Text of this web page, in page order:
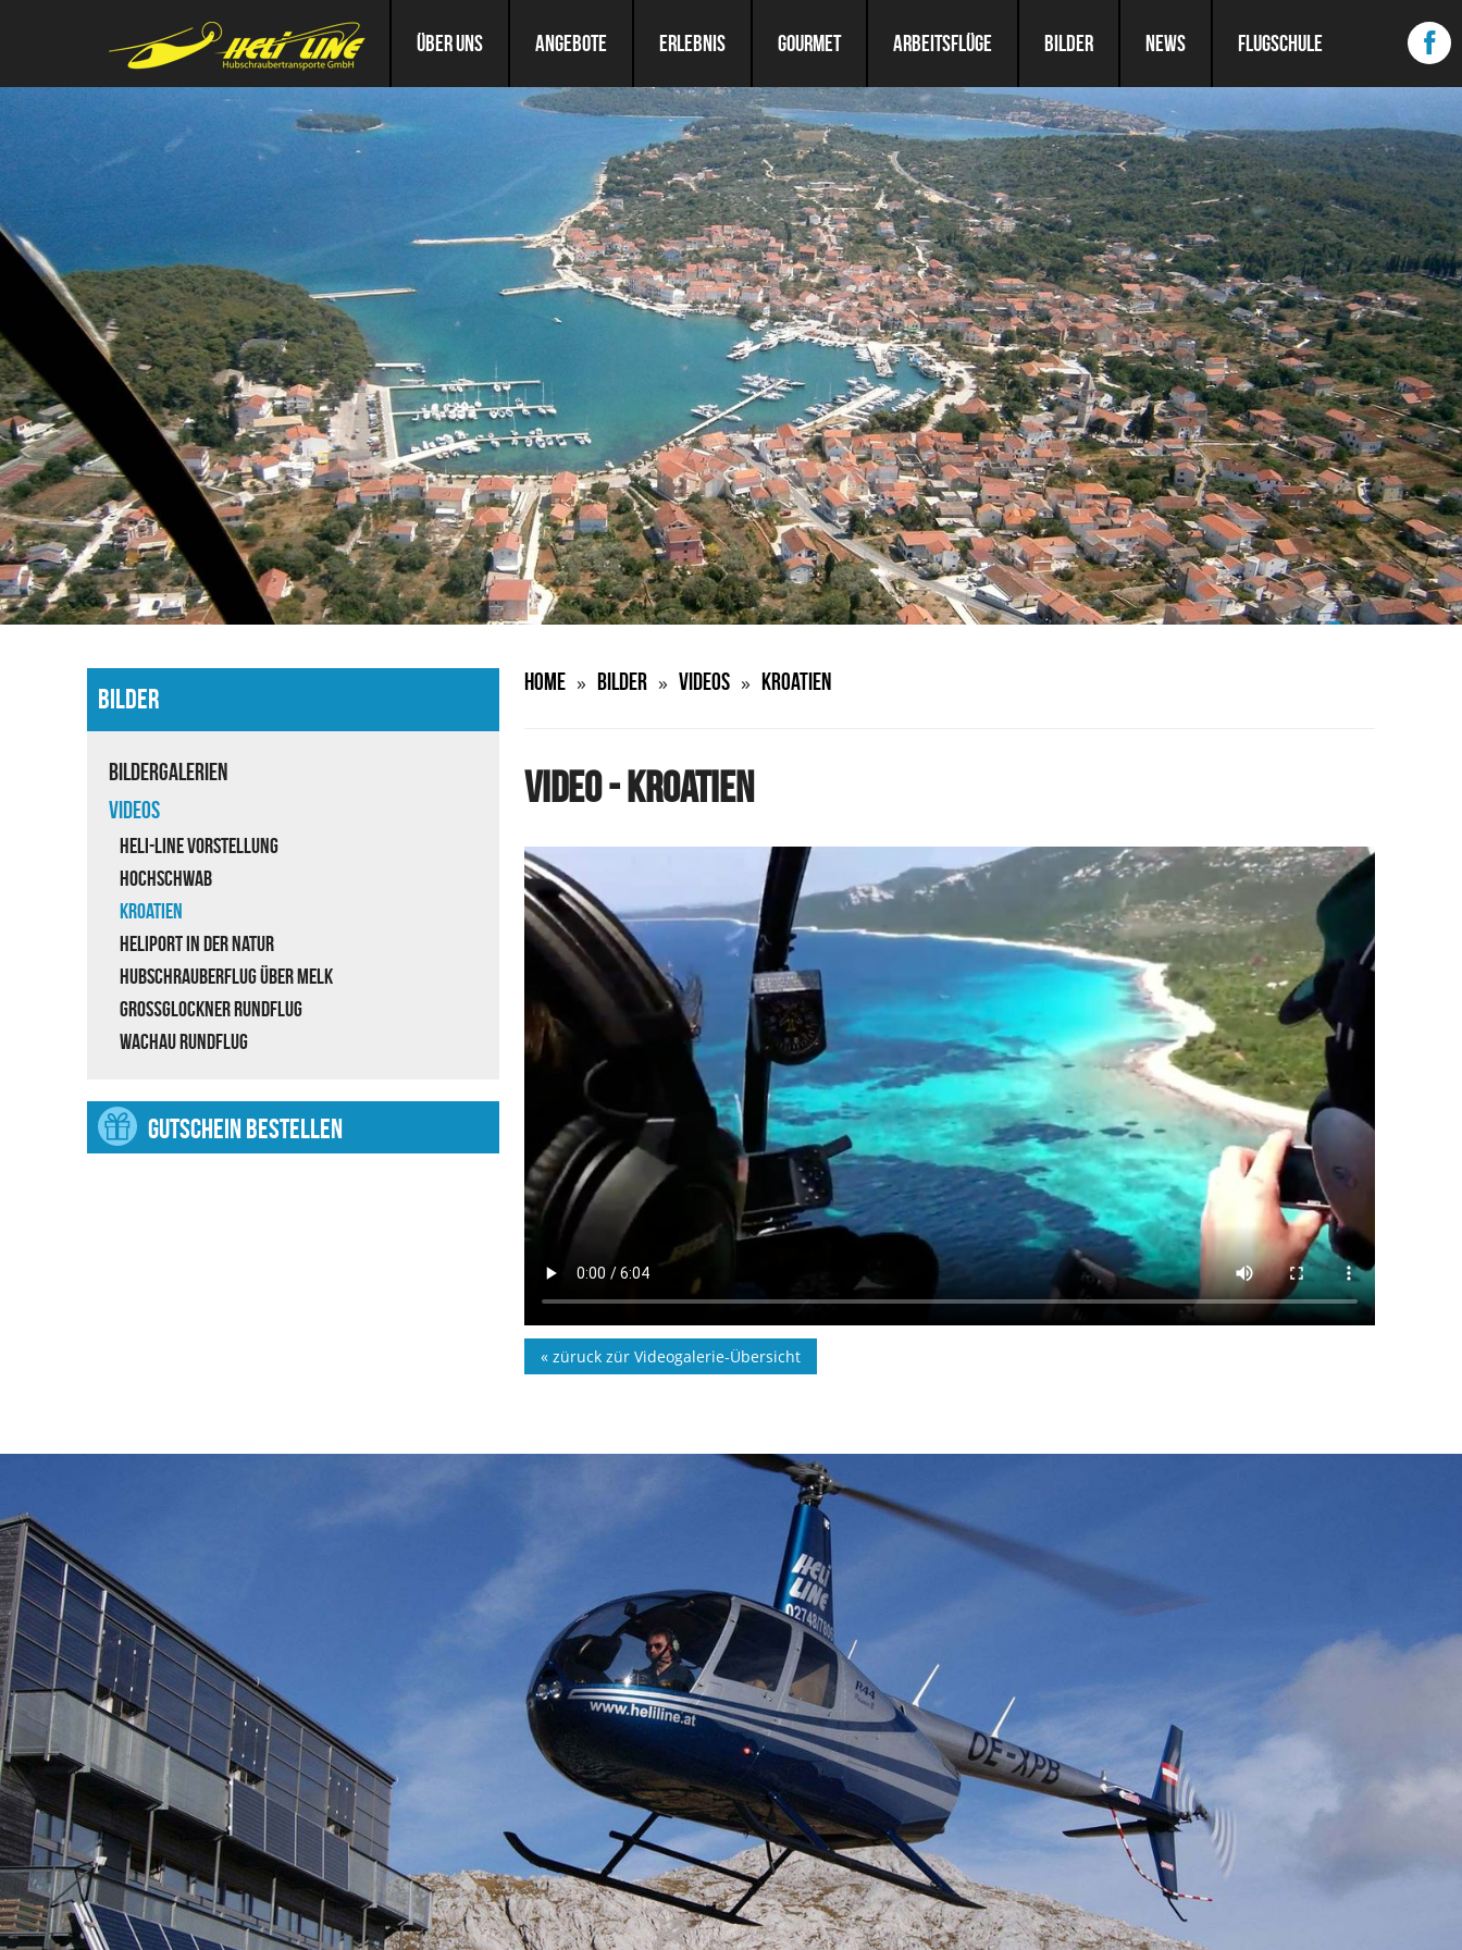
ÜBER UNS ANGEBOTE ERLEBNIS GOURMET ARBEITSFLÜGE BILDER NEWS FLUGSCHULE
BILDER
Bildergalerien
Videos
Heli-Line Vorstellung
Hochschwab
Kroatien
Heliport in der Natur
Hubschrauberflug über Melk
Großglockner Rundflug
Wachau Rundflug
GUTSCHEIN BESTELLEN
Home » Bilder » Videos » Kroatien
VIDEO - KROATIEN
« züruck zür Videogalerie-Übersicht